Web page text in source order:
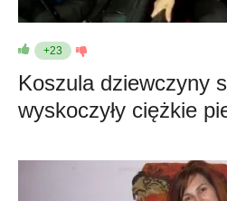
+23
Koszula dziewczyny
wyskoczyły ciężkie